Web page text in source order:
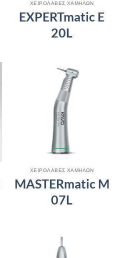
ΧΕΙΡΟΛΑΒΕΣ ΧΑΜΗΛΩΝ
EXPERTmatic E
20L
ΧΕΙΡΟΛΑΒΕΣ ΧΑΜΗΛΩΝ
MASTERmatic M
07L